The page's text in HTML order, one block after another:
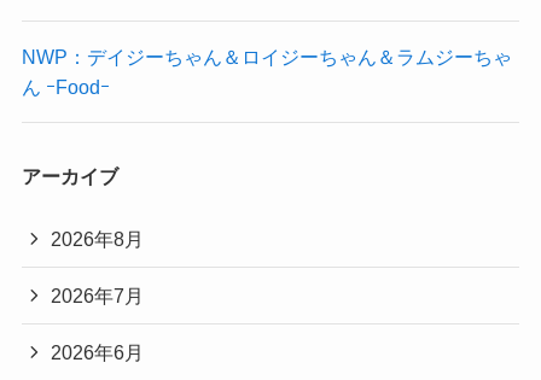
NWP：デイジーちゃん＆ロイジーちゃん＆ラムジーちゃ
ん ｰFoodｰ
アーカイブ
2026年8月
2026年7月
2026年6月